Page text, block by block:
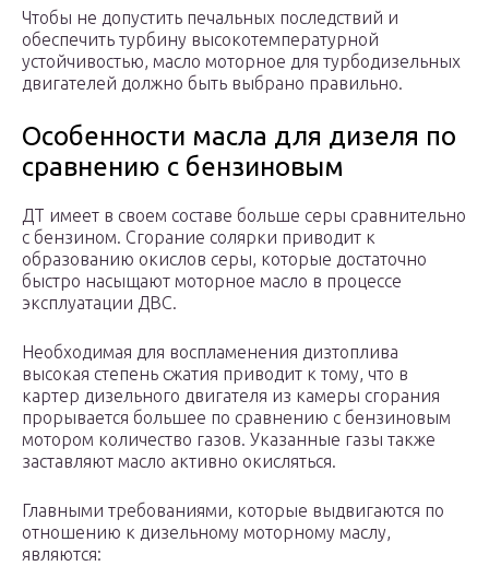
Чтобы не допустить печальных последствий и
обеспечить турбину высокотемпературной
устойчивостью, масло моторное для турбодизельных
двигателей должно быть выбрано правильно.
Особенности масла для дизеля по
сравнению с бензиновым
ДТ имеет в своем составе больше серы сравнительно
с бензином. Сгорание солярки приводит к
образованию окислов серы, которые достаточно
быстро насыщают моторное масло в процессе
эксплуатации ДВС.
Необходимая для воспламенения дизтоплива
высокая степень сжатия приводит к тому, что в
картер дизельного двигателя из камеры сгорания
прорывается большее по сравнению с бензиновым
мотором количество газов. Указанные газы также
заставляют масло активно окисляться.
Главными требованиями, которые выдвигаются по
отношению к дизельному моторному маслу,
являются: